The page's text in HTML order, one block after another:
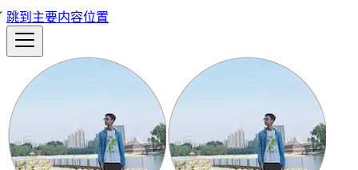
跳到主要内容位置